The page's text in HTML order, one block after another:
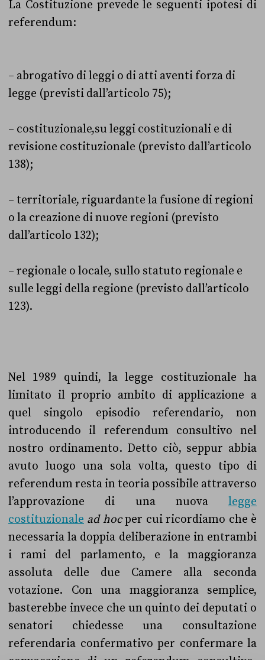
La Costituzione prevede le seguenti ipotesi di
referendum:
– abrogativo di leggi o di atti aventi forza di
legge (previsti dall’articolo 75);
– costituzionale,su leggi costituzionali e di
revisione costituzionale (previsto dall’articolo
138);
– territoriale, riguardante la fusione di regioni
o la creazione di nuove regioni (previsto
dall’articolo 132);
– regionale o locale, sullo statuto regionale e
sulle leggi della regione (previsto dall’articolo
123).
Nel 1989 quindi, la legge costituzionale ha
limitato il proprio ambito di applicazione a
quel singolo episodio referendario, non
introducendo il referendum consultivo nel
nostro ordinamento. Detto ciò, seppur abbia
avuto luogo una sola volta, questo tipo di
referendum resta in teoria possibile attraverso
l’approvazione di una nuova legge
costituzionale ad hocper cui ricordiamo che è
necessaria la doppia deliberazione in entrambi
i rami del parlamento, e la maggioranza
assoluta delle due Camere alla seconda
votazione. Con una maggioranza semplice,
basterebbe invece che un quinto dei deputati o
senatori chiedesse una consultazione
referendaria confermativo per confermare la